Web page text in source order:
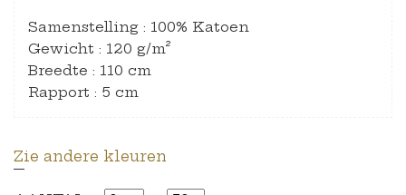
Samenstelling : 100% Katoen
Gewicht : 120 g/m²
Breedte : 110 cm
Rapport : 5 cm
Zie andere kleuren